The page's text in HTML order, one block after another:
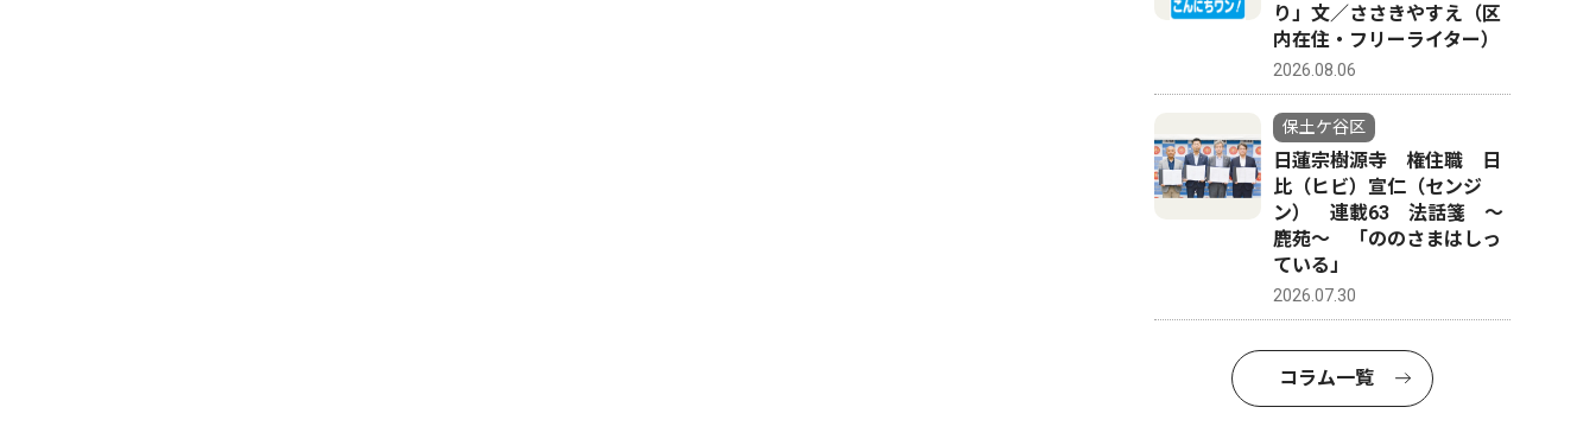
り」文／ささきやすえ（区
内在住・フリーライター）
2026.08.06
保土ケ谷区
日蓮宗樹源寺 権住職 日
比（ヒビ）宣仁（センジ
ン） 連載63 法話箋 〜
鹿苑〜 「ののさまはしっ
ている」
2026.07.30
コラム一覧